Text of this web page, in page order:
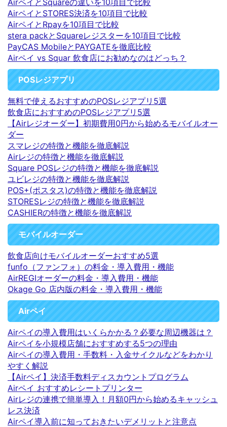
AirペイとSquareの違いを10項目で比較
AirペイとSTORES決済を10項目で比較
AirペイとRpayを10項目で比較
stera packとSquareレジスターを10項目で比較
PayCAS MobileとPAYGATEを徹底比較
Airペイ vs Squar 飲食店にお勧めなのはどっち？
POSレジアプリ
無料で使えるおすすめのPOSレジアプリ5選
飲食店におすすめのPOSレジアプリ5選
【Airレジオーダー】初期費用0円から始めるモバイルオー
ダー
スマレジの特徴と機能を徹底解説
Airレジの特徴と機能を徹底解説
Square POSレジの特徴と機能を徹底解説
ユビレジの特徴と機能を徹底解説
POS+(ポスタス)の特徴と機能を徹底解説
STORESレジの特徴と機能を徹底解説
CASHIERの特徴と機能を徹底解説
モバイルオーダー
飲食店向けモバイルオーダーおすすめ5選
funfo（ファンフォ）の料金・導入費用・機能
AirREGIオーダーの料金・導入費用・機能
Okage Go 店内版の料金・導入費用・機能
Airペイ
Airペイの導入費用はいくらかかる？必要な周辺機器は？
Airペイを小規模店舗におすすめする5つの理由
Airペイの導入費用・手数料・入金サイクルなどをわかり
やすく解説
【Airペイ】決済手数料ディスカウントプログラム
Airペイ おすすめレシートプリンター
Airレジの連携で簡単導入！月額0円から始めるキャッシュ
レス決済
Airペイ導入前に知っておきたいデメリットと注意点